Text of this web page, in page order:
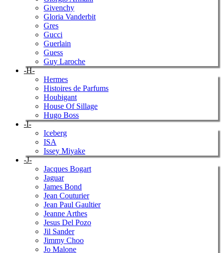
Givenchy
Gloria Vanderbit
Gres
Gucci
Guerlain
Guess
Guy Laroche
-H-
Hermes
Histoires de Parfums
Houbigant
House Of Sillage
Hugo Boss
-I-
Iceberg
ISA
Issey Miyake
-J-
Jacques Bogart
Jaguar
James Bond
Jean Couturier
Jean Paul Gaultier
Jeanne Arthes
Jesus Del Pozo
Jil Sander
Jimmy Choo
Jo Malone